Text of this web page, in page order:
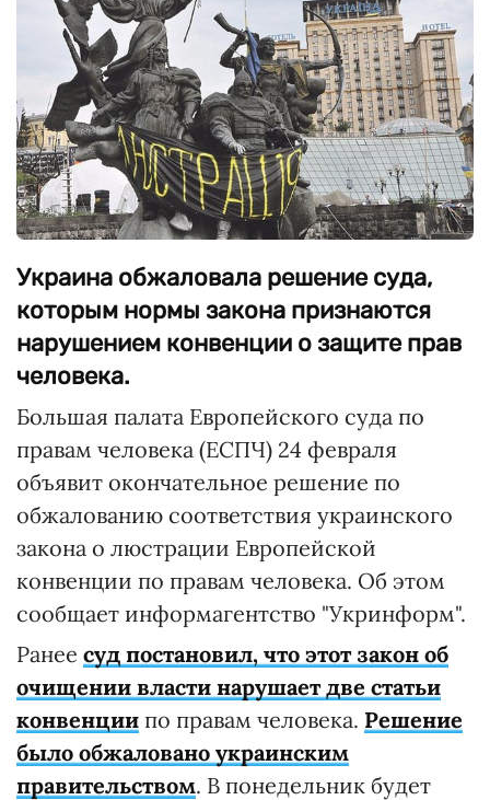
Украина обжаловала решение суда,
которым нормы закона признаются
нарушением конвенции о защите прав
человека.
Большая палата Европейского суда по
правам человека (ЕСПЧ) 24 февраля
объявит окончательное решение по
обжалованию соответствия украинского
закона о люстрации Европейской
конвенции по правам человека. Об этом
сообщает информагентство "Укринформ".
Ранее суд постановил, что этот закон об
очищении власти нарушает две статьи
конвенции по правам человека. Решение
было обжаловано украинским
правительством. В понедельник будет